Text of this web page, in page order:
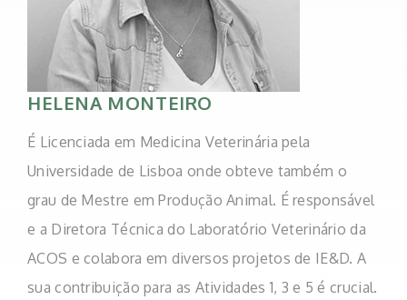
HELENA MONTEIRO
É Licenciada em Medicina Veterinária pela
Universidade de Lisboa onde obteve também o
grau de Mestre em Produção Animal. É responsável
e a Diretora Técnica do Laboratório Veterinário da
ACOS e colabora em diversos projetos de IE&D. A
sua contribuição para as Atividades 1, 3 e 5 é crucial.